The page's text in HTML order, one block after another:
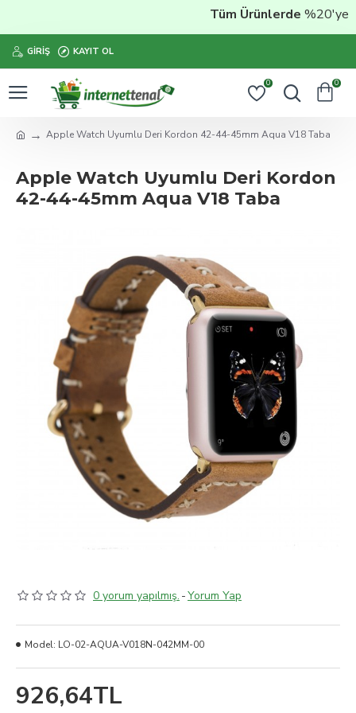
Tüm Ürünlerde%20'ye
GIRIŞ KAYIT OL
0 0
Apple Watch Uyumlu Deri Kordon 42-44-45mm Aqua V18 Taba
Apple Watch Uyumlu Deri Kordon
42-44-45mm Aqua V18 Taba
0 yorum yapılmış. -Yorum Yap
926,64TL
Model: LO-02-AQUA-V018N-042MM-00